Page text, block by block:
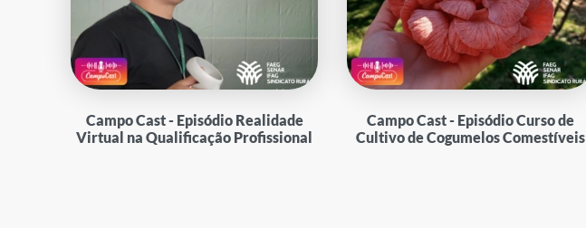
Campo Cast - Episódio Realidade
Virtual na Qualificação Profissional
Campo Cast - Episódio Curso de
Cultivo de Cogumelos Comestíveis